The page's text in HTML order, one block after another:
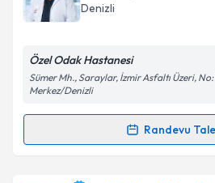
Denizli
Özel Odak Hastanesi
Sümer Mh., Saraylar, İzmir Asfaltı Üzeri,
Merkez/Denizli
Randevu
Randevu Takvimi Talebi